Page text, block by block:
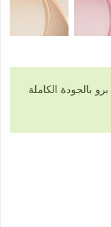
حمّل خلفيات أوبو رينو 15 برو بالجودة الكاملة